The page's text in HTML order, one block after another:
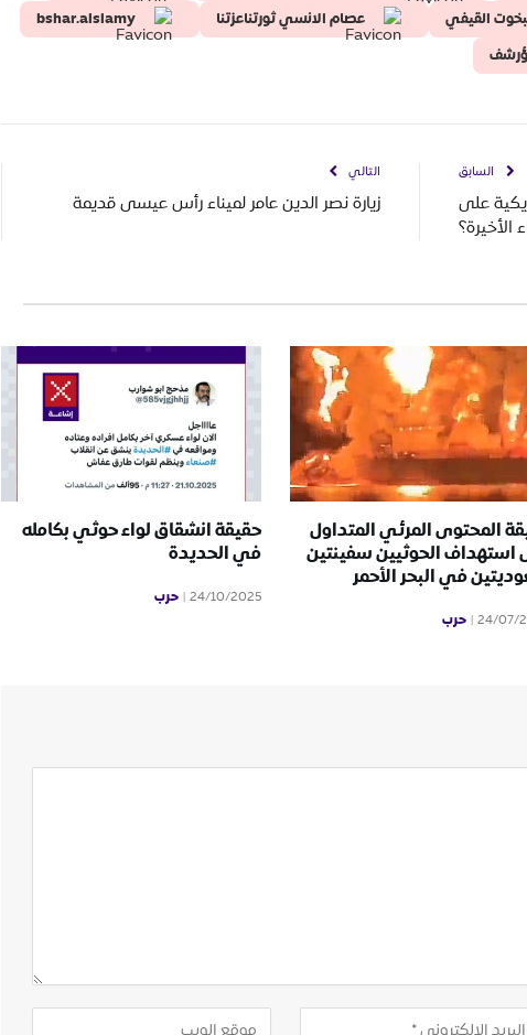
القيفي عصام الانسي ثورتناعزتنا
bshar.alslamy
السابق
على
الأخيرة؟
التالي
زيارة نصر الدين عامر لميناء رأس عيسى قديمة
المحتوى المرئي المتداول
استهداف الحوثيين سفينتين
في البحر الأحمر
24/07/ حرب
حقيقة انشقاق لواء حوثي بكامله
في الحديدة
24/10/2025 حرب